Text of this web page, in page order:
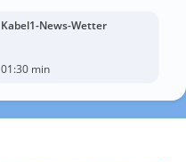
Kabel1-News-Wetter
01:30 min